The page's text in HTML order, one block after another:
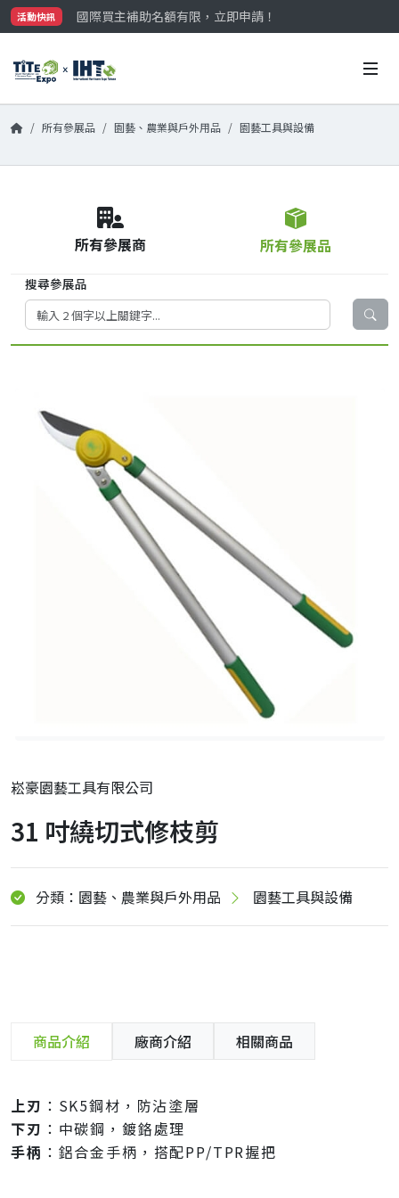
活動快訊
國際買主補助名額有限，立即申請！
參觀門票開放申請中‼️
國際買主補助名額有限，立即申請！
所有參展品 園藝、農業與戶外用品 園藝工具與設備
所有參展商 所有參展品
搜尋參展品
崧豪園藝工具有限公司
31 吋繞切式修枝剪
分類：園藝、農業與戶外用品 園藝工具與設備
商品介紹 廠商介紹 相關商品
上刃 ：SK5鋼材，防沾塗層
下刃 ：中碳鋼，鍍鉻處理
手柄 ：鋁合金手柄，搭配PP/TPR握把